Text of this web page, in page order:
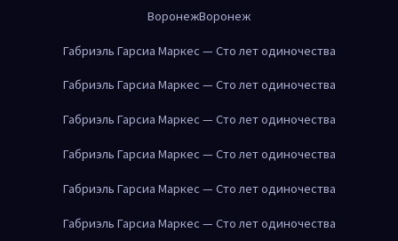
ВоронежВоронеж
Габриэль Гарсиа Маркес — Сто лет одиночества
Габриэль Гарсиа Маркес — Сто лет одиночества
Габриэль Гарсиа Маркес — Сто лет одиночества
Габриэль Гарсиа Маркес — Сто лет одиночества
Габриэль Гарсиа Маркес — Сто лет одиночества
Габриэль Гарсиа Маркес — Сто лет одиночества